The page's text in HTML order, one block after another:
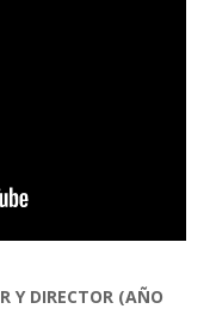
Y DIRECTOR (AÑO